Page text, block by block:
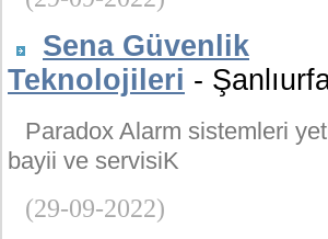
Sena Güvenlik
Teknolojileri -
Paradox Alarm sistemleri
bayii ve servisiK
(29-09-2022)